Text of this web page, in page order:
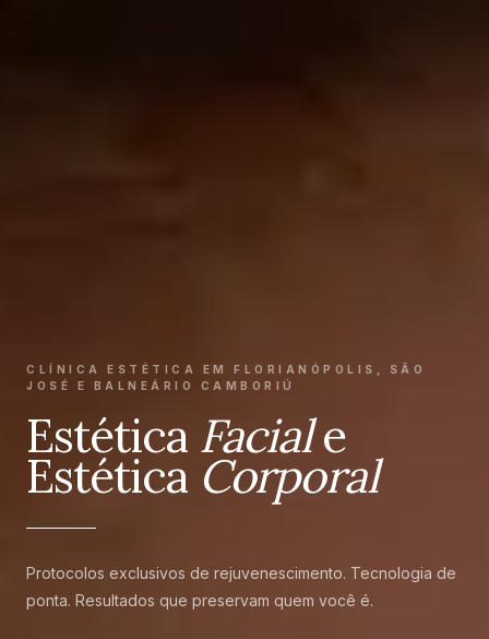
CLÍNICA ESTÉTICA EM FLORIANÓPOLIS, SÃO
JOSÉ E BALNEÁRIO CAMBORIÚ
Estética Faciale
Estética Corporal
Protocolos exclusivos de rejuvenescimento. Tecnologia de
ponta. Resultados que preservam quem você é.